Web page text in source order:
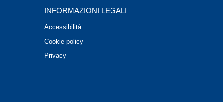
INFORMAZIONI LEGALI
Accessibilità
Cookie policy
Privacy